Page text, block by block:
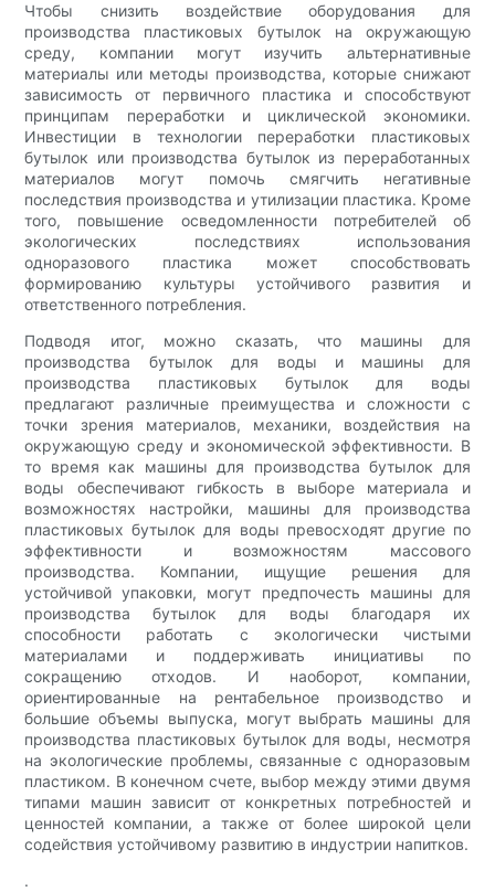
Чтобы снизить воздействие оборудования для
производства пластиковых бутылок на окружающую
среду, компании могут изучить альтернативные
материалы или методы производства, которые снижают
зависимость от первичного пластика и способствуют
принципам переработки и циклической экономики.
Инвестиции в технологии переработки пластиковых
бутылок или производства бутылок из переработанных
материалов могут помочь смягчить негативные
последствия производства и утилизации пластика. Кроме
того, повышение осведомленности потребителей об
экологических последствиях использования
одноразового пластика может способствовать
формированию культуры устойчивого развития и
ответственного потребления.
Подводя итог, можно сказать, что машины для
производства бутылок для воды и машины для
производства пластиковых бутылок для воды
предлагают различные преимущества и сложности с
точки зрения материалов, механики, воздействия на
окружающую среду и экономической эффективности. В
то время как машины для производства бутылок для
воды обеспечивают гибкость в выборе материала и
возможностях настройки, машины для производства
пластиковых бутылок для воды превосходят другие по
эффективности и возможностям массового
производства. Компании, ищущие решения для
устойчивой упаковки, могут предпочесть машины для
производства бутылок для воды благодаря их
способности работать с экологически чистыми
материалами и поддерживать инициативы по
сокращению отходов. И наоборот, компании,
ориентированные на рентабельное производство и
большие объемы выпуска, могут выбрать машины для
производства пластиковых бутылок для воды, несмотря
на экологические проблемы, связанные с одноразовым
пластиком. В конечном счете, выбор между этими двумя
типами машин зависит от конкретных потребностей и
ценностей компании, а также от более широкой цели
содействия устойчивому развитию в индустрии напитков.
.